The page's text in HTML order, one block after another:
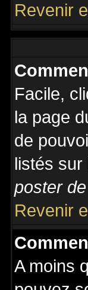
Revenir
Facile,
la page
de
listés
poster
Revenir
A moins